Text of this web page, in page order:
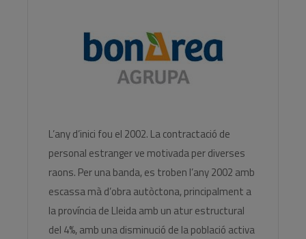
L’any d’inici fou el 2002. La contractació de
personal estranger ve motivada per diverses
raons. Per una banda, es troben l’any 2002 amb
escassa mà d’obra autòctona, principalment a
la província de Lleida amb un atur estructural
del 4%, amb una disminució de la població activa